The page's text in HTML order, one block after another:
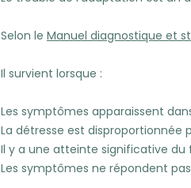
Selon le Manuel diagnostique et
Il survient lorsque :
Les symptômes apparaissent
La détresse est disproportionnée
Il y a une atteinte significative
Les symptômes ne répondent